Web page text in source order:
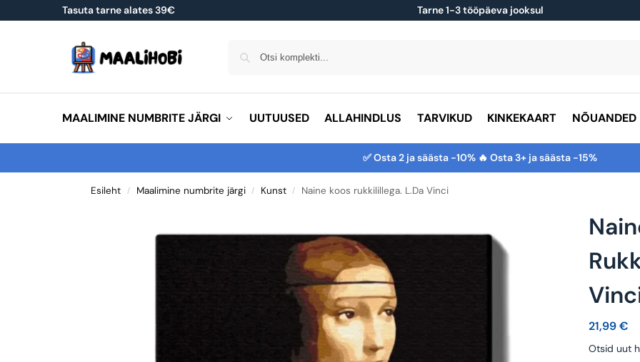
Tasuta tarne alates 39€ Tarne 1-3 tööpäeva jooksul
MAALIMINE NUMBRITE JÄRGI UUTUUSED ALLAHINDLUS TARVIKUD KINKEKAART NÕUANDED
✅ Osta 2 ja säästa -10% 🔥 Osta 3+ ja säästa -15%
Esileht / Maalimine numbrite järgi / Kunst / Naine koos rukkilillega. L.Da Vinci
21,99€
Otsid uut